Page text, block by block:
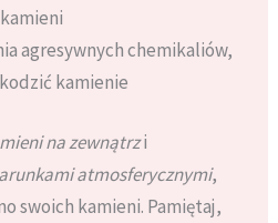
agresywnych chemikaliów,
kamienie
na zewnątrzi
atmosferycznymi,
swoich kamieni. Pamiętaj,